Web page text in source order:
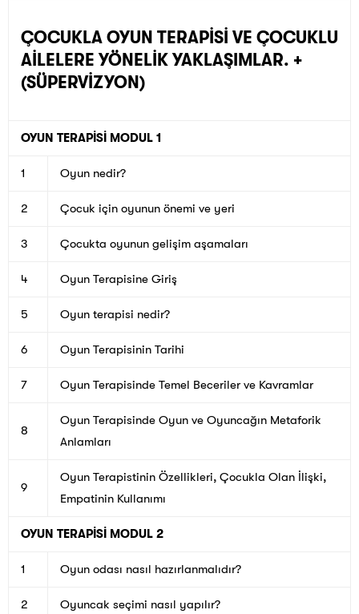
ÇOCUKLA OYUN TERAPİSİ VE ÇOCUKLU
AİLELERE YÖNELİK YAKLAŞIMLAR. +
(SÜPERVİZYON)
OYUN TERAPİSİ MODUL 1
1 Oyun nedir?
2 Çocuk için oyunun önemi ve yeri
3 Çocukta oyunun gelişim aşamaları
4 Oyun Terapisine Giriş
5 Oyun terapisi nedir?
6 Oyun Terapisinin Tarihi
7 Oyun Terapisinde Temel Beceriler ve Kavramlar
8
Oyun Terapisinde Oyun ve Oyuncağın Metaforik
Anlamları
9
Oyun Terapistinin Özellikleri, Çocukla Olan İlişki,
Empatinin Kullanımı
OYUN TERAPİSİ MODUL 2
1 Oyun odası nasıl hazırlanmalıdır?
2 Oyuncak seçimi nasıl yapılır?